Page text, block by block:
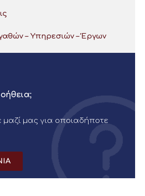
– Υπηρεσιών – Έργων
μαζί μας για οποιαδήποτε